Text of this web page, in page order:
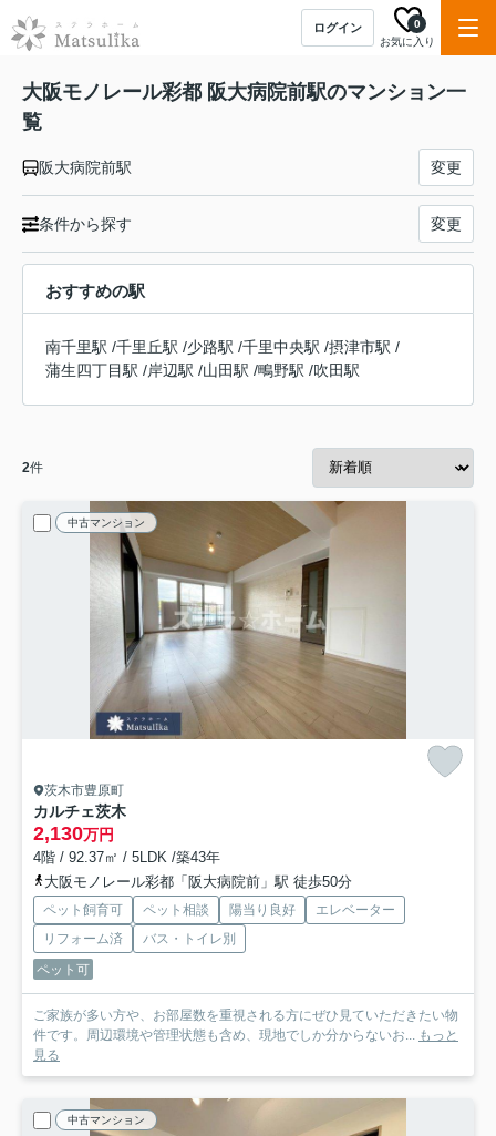
ログイン
お気に入り
0
大阪モノレール彩都 阪大病院前駅のマンション一
覧
阪大病院前駅 変更
条件から探す 変更
おすすめの駅
南千里駅 /千里丘駅 /少路駅 /千里中央駅 /摂津市駅 /
蒲生四丁目駅 /岸辺駅 /山田駅 /鴫野駅 /吹田駅
2件
中古マンション
茨木市豊原町
カルチェ茨木
2,130万円
4階 / 92.37㎡ / 5LDK /築43年
大阪モノレール彩都「阪大病院前」駅 徒歩50分
ペット飼育可 ペット相談 陽当り良好
エレベーター
リフォーム済
バス・トイレ別
ペット可
ご家族が多い方や、お部屋数を重視される方にぜひ見ていただきたい物
件です。周辺環境や管理状態も含め、現地でしか分からないお... もっと
見る
中古マンション